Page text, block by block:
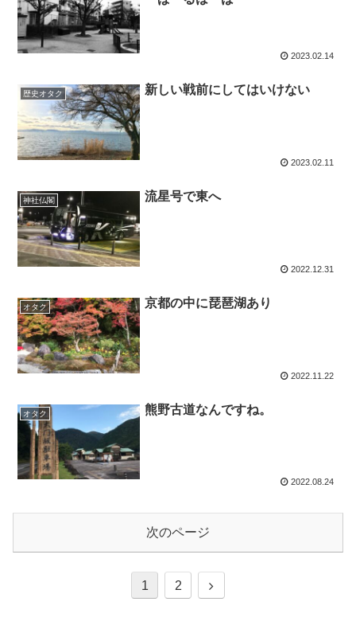
2023.02.14
歴史オタク 新しい戦前にしてはいけない
2023.02.11
神社仏閣 流星号で東へ
2022.12.31
オタク 京都の中に琵琶湖あり
2022.11.22
オタク 熊野古道なんですね。
2022.08.24
次のページ
1 2